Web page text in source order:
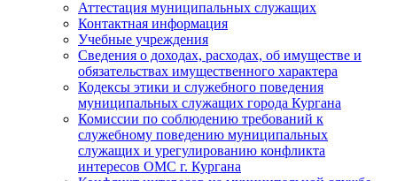
Аттестация муниципальных служащих
Контактная информация
Учебные учреждения
Сведения о доходах, расходах, об имуществе и
обязательствах имущественного характера
Кодексы этики и служебного поведения
муниципальных служащих города Кургана
Комиссии по соблюдению требований к
служебному поведению муниципальных
служащих и урегулированию конфликта
интересов ОМС г. Кургана